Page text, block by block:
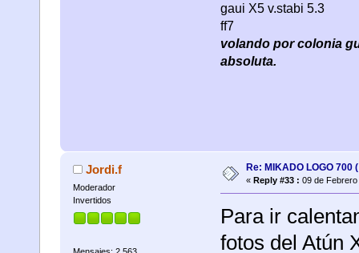
gaui X5 v.stabi 5.3
ff7
volando por colonia
absoluta.
Jordi.f
Moderador
Invertidos
Re: MIKADO LOGO 700
« Reply #33 : 09 de
Para ir
fotos del Atún